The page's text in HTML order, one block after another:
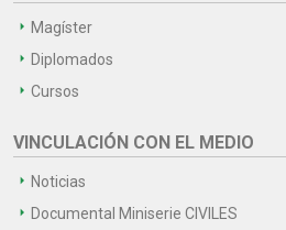
Magíster
Diplomados
Cursos
VINCULACIÓN CON EL MEDIO
Noticias
Documental Miniserie CIVILES